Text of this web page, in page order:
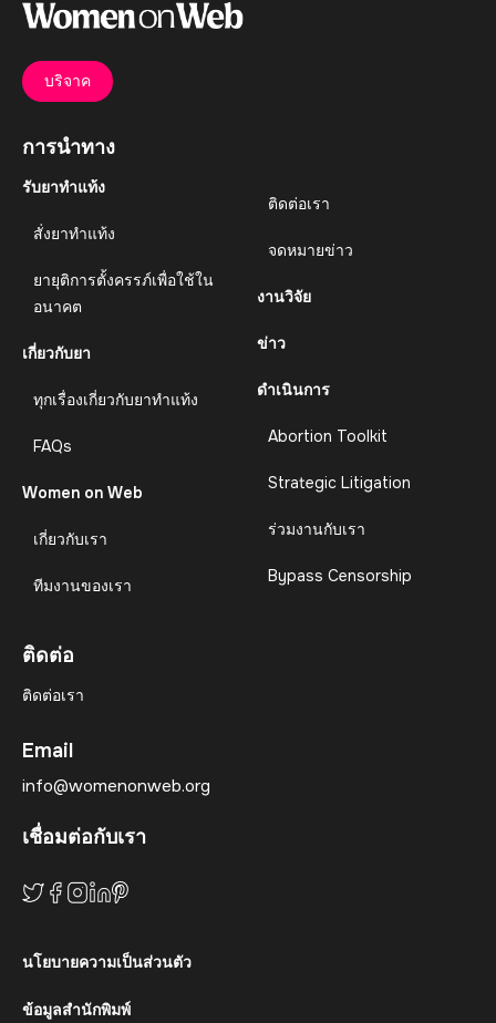
การนำทาง
รับยาทำแท้ง
สั่งยาทำแท้ง
ยายุติการตั้งครรภ์เพื่อใช้ใน
อนาคต
เกี่ยวกับยา
ทุกเรื่องเกี่ยวกับยาทำแท้ง
FAQs
Women on Web
เกี่ยวกับเรา
ทีมงานของเรา
ติดต่อเรา
จดหมายข่าว
งานวิจัย
ข่าว
ดำเนินการ
Abortion Toolkit
Strategic Litigation
ร่วมงานกับเรา
Bypass Censorship
ติดต่อ
ติดต่อเรา
Email
info@womenonweb.org
เชื่อมต่อกับเรา
บริจาค
นโยบายความเป็นส่วนตัว
ข้อมูลสำนักพิมพ์